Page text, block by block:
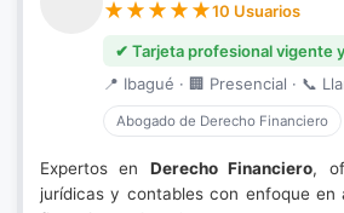
10 Usuarios
✔ Tarjeta profesional vigente
📍 Ibagué · 🏢 Presencial · 📞
Abogado de Derecho Financiero
Expertos en Derecho Financiero,
jurídicas y contables con enfoque en